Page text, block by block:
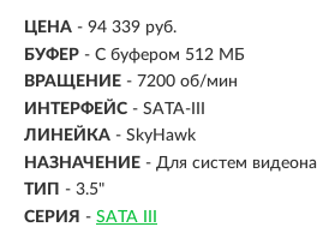
ЦЕНА - 94 339 руб.
БУФЕР - С буфером 512 МБ
ВРАЩЕНИЕ - 7200 об/мин
ИНТЕРФЕЙС - SATA-III
ЛИНЕЙКА - SkyHawk
НАЗНАЧЕНИЕ - Для систем
ТИП - 3.5"
СЕРИЯ - SATA III